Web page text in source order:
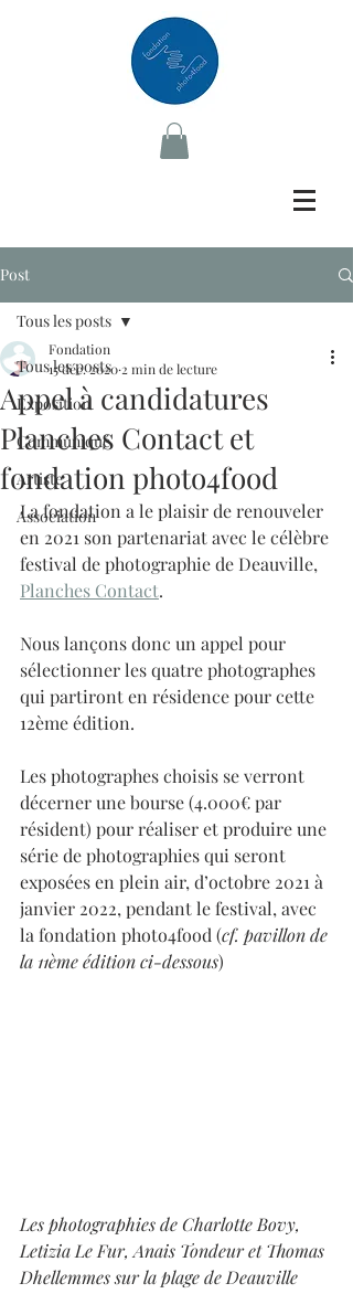
Post
Tous les posts
Exposition
Communiqué
Artiste
Association
Tous les posts
Appel à candidatures
Planches Contact et
fondation photo4food
Fondation
15 déc. 20202 min de lecture
La fondation a le plaisir de renouveler
en 2021 son partenariat avec le célèbre
festival de photographie de Deauville,
Planches Contact.
Nous lançons donc un appel pour
sélectionner les quatre photographes
qui partiront en résidence pour cette
12ème édition.
Les photographes choisis se verront
décerner une bourse (4.000€ par
résident) pour réaliser et produire une
série de photographies qui seront
exposées en plein air, d’octobre 2021 à
janvier 2022, pendant le festival, avec
la fondation photo4food (cf. pavillon de
la 11ème édition ci-dessous)
Les photographies de Charlotte Bovy,
Letizia Le Fur, Anais Tondeur et Thomas
Dhellemmes sur la plage de Deauville